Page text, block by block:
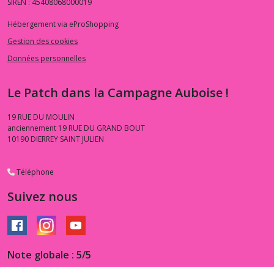
SIREN : 45408068000019
Hébergement via eProShopping
Gestion des cookies
Données personnelles
Le Patch dans la Campagne Auboise !
19 RUE DU MOULIN
anciennement 19 RUE DU GRAND BOUT
10190 DIERREY SAINT JULIEN
Téléphone
Suivez nous
Note globale : 5/5